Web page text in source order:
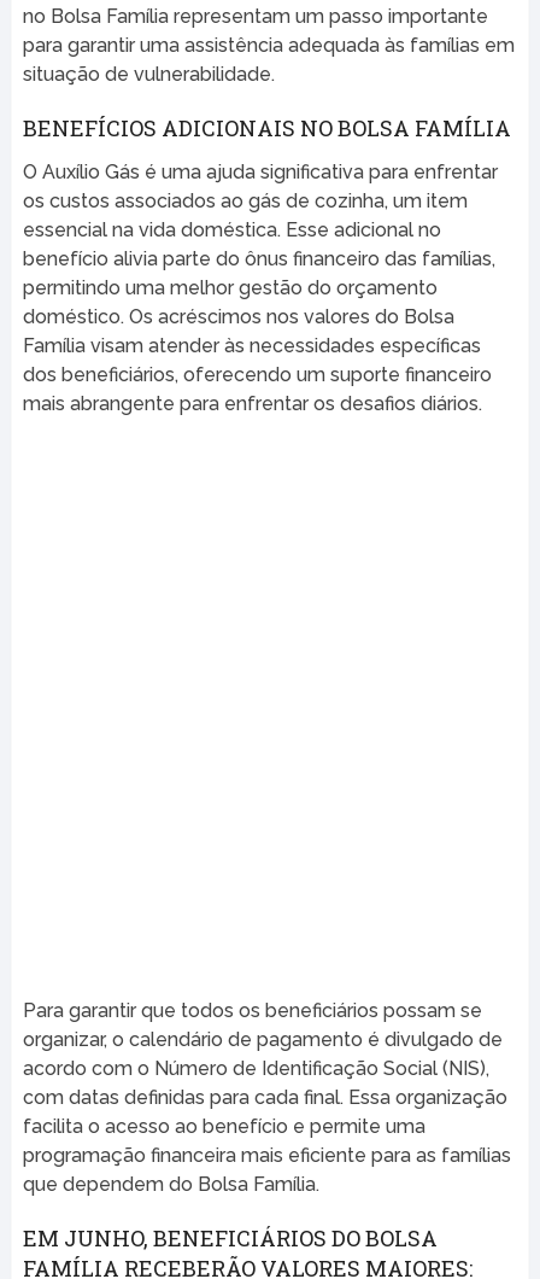
no Bolsa Família representam um passo importante
para garantir uma assistência adequada às famílias em
situação de vulnerabilidade.
BENEFÍCIOS ADICIONAIS NO BOLSA FAMÍLIA
O Auxílio Gás é uma ajuda significativa para enfrentar
os custos associados ao gás de cozinha, um item
essencial na vida doméstica. Esse adicional no
benefício alivia parte do ônus financeiro das famílias,
permitindo uma melhor gestão do orçamento
doméstico. Os acréscimos nos valores do Bolsa
Família visam atender às necessidades específicas
dos beneficiários, oferecendo um suporte financeiro
mais abrangente para enfrentar os desafios diários.
Para garantir que todos os beneficiários possam se
organizar, o calendário de pagamento é divulgado de
acordo com o Número de Identificação Social (NIS),
com datas definidas para cada final. Essa organização
facilita o acesso ao benefício e permite uma
programação financeira mais eficiente para as famílias
que dependem do Bolsa Família.
EM JUNHO, BENEFICIÁRIOS DO BOLSA
FAMÍLIA RECEBERÃO VALORES MAIORES: